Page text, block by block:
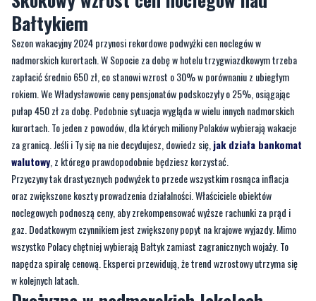
nadmorskich kurortach. W Sopocie za dobę w hotelu trzygwiazdkowym trzeba
zapłacić średnio 650 zł, co stanowi wzrost o 30% w porównaniu z ubiegłym
rokiem. We Władysławowie ceny pensjonatów podskoczyły o 25%, osiągając
pułap 450 zł za dobę. Podobnie sytuacja wygląda w wielu innych nadmorskich
kurortach. To jeden z powodów, dla których miliony Polaków wybierają wakacje
za granicą. Jeśli i Ty się na nie decydujesz, dowiedz się,jak działa bankomat
walutowy, z którego prawdopodobnie będziesz korzystać.
Przyczyny tak drastycznych podwyżek to przede wszystkim rosnąca inflacja
oraz zwiększone koszty prowadzenia działalności. Właściciele obiektów
noclegowych podnoszą ceny, aby zrekompensować wyższe rachunki za prąd i
gaz. Dodatkowym czynnikiem jest zwiększony popyt na krajowe wyjazdy. Mimo
wszystko Polacy chętniej wybierają Bałtyk zamiast zagranicznych wojaży. To
napędza spiralę cenową. Eksperci przewidują, że trend wzrostowy utrzyma się
w kolejnych latach.
Drożyzna w nadmorskich lokalach
gastronomicznych
Jak wyglądają inne koszty poza samym noclegiem? Przykładowo, w